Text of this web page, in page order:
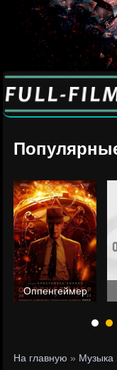
Оппенгеймер
На главную » Музыка